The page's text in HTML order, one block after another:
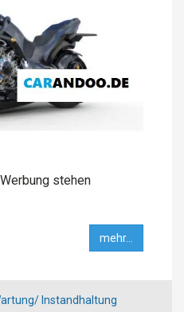
stehen
mehr...
Instandhaltung